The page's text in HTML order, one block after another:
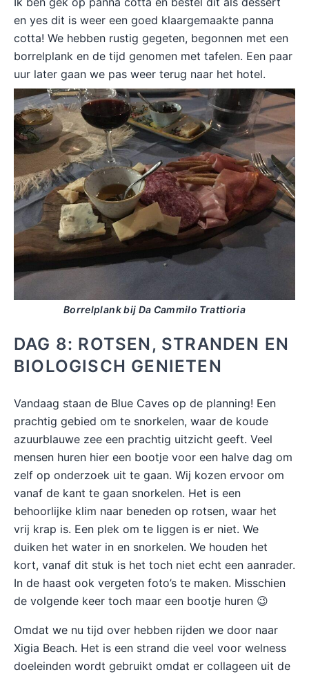
en yes dit is weer een goed klaargemaakte panna
cotta! We hebben rustig gegeten, begonnen met een
borrelplank en de tijd genomen met tafelen. Een paar
uur later gaan we pas weer terug naar het hotel.
Borrelplank bij Da Cammilo Trattioria
DAG 8: ROTSEN, STRANDEN EN
BIOLOGISCH GENIETEN
Vandaag staan de Blue Caves op de planning! Een
prachtig gebied om te snorkelen, waar de koude
azuurblauwe zee een prachtig uitzicht geeft. Veel
mensen huren hier een bootje voor een halve dag om
zelf op onderzoek uit te gaan. Wij kozen ervoor om
vanaf de kant te gaan snorkelen. Het is een
behoorlijke klim naar beneden op rotsen, waar het
vrij krap is. Een plek om te liggen is er niet. We
duiken het water in en snorkelen. We houden het
kort, vanaf dit stuk is het toch niet echt een aanrader.
In de haast ook vergeten foto’s te maken. Misschien
de volgende keer toch maar een bootje huren 😉
Omdat we nu tijd over hebben rijden we door naar
Xigia Beach. Het is een strand die veel voor welness
doeleinden wordt gebruikt omdat er collageen uit de